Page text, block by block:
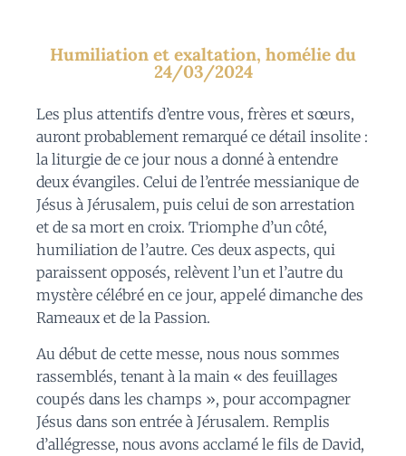
Humiliation et exaltation, homélie du
24/03/2024
Les plus attentifs d’entre vous, frères et sœurs,
auront probablement remarqué ce détail insolite :
la liturgie de ce jour nous a donné à entendre
deux évangiles. Celui de l’entrée messianique de
Jésus à Jérusalem, puis celui de son arrestation
et de sa mort en croix. Triomphe d’un côté,
humiliation de l’autre. Ces deux aspects, qui
paraissent opposés, relèvent l’un et l’autre du
mystère célébré en ce jour, appelé dimanche des
Rameaux et de la Passion.
Au début de cette messe, nous nous sommes
rassemblés, tenant à la main « des feuillages
coupés dans les champs », pour accompagner
Jésus dans son entrée à Jérusalem. Remplis
d’allégresse, nous avons acclamé le fils de David,